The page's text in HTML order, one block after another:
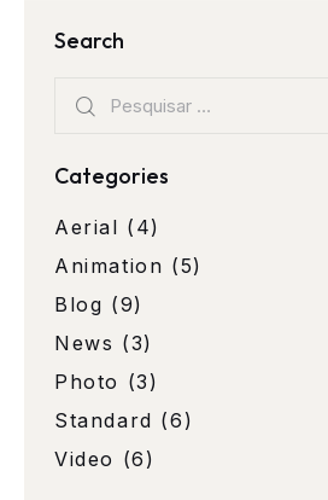
Search
Categories
Aerial (4)
Animation (5)
Blog (9)
News (3)
Photo (3)
Standard (6)
Video (6)